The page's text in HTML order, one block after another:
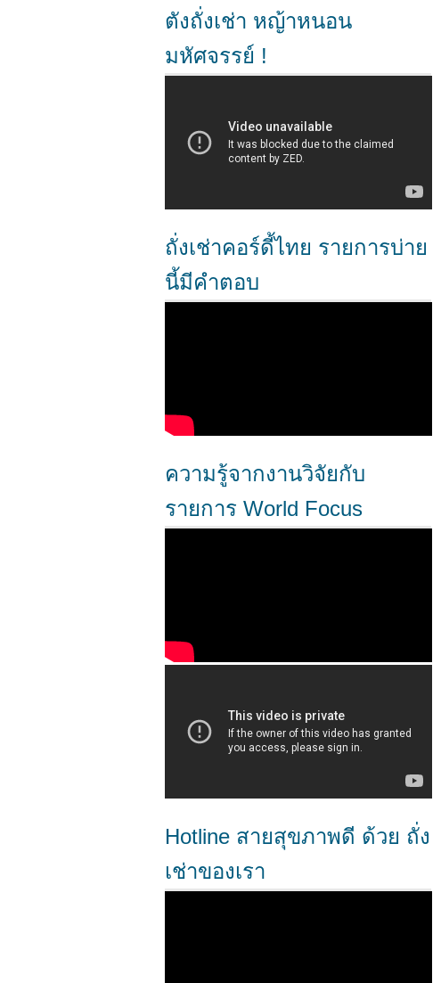
ตังถั่งเช่า หญ้าหนอน
มหัศจรรย์ !
ถั่งเช่าคอร์ดี้ไทย รายการบ่าย
นี้มีคำตอบ
ความรู้จากงานวิจัยกับ
รายการ World Focus
Hotline สายสุขภาพดี ด้วย ถั่ง
เช่าของเรา